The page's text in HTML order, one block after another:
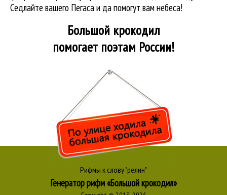
Седлайте вашего Пегаса и да помогут вам небеса!
Большой крокодил
помогает поэтам России!
Рифмы к слову "релин"
Генератор рифм «Большой крокодил»